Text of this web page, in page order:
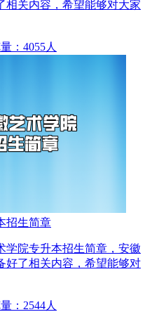
相关内容，希望能够对大家
：4055人
招生简章
学院专升本招生简章，安徽
好了相关内容，希望能够对
：2544人